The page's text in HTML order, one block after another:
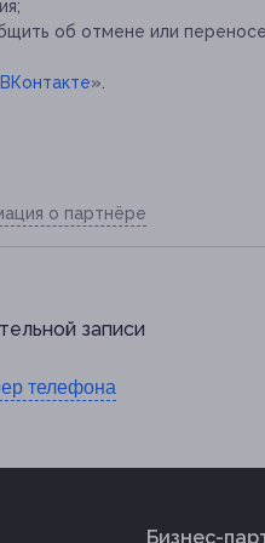
об отмене или
ВКонтакте».
о партнёре
записи
77
телефона
Бизнес-